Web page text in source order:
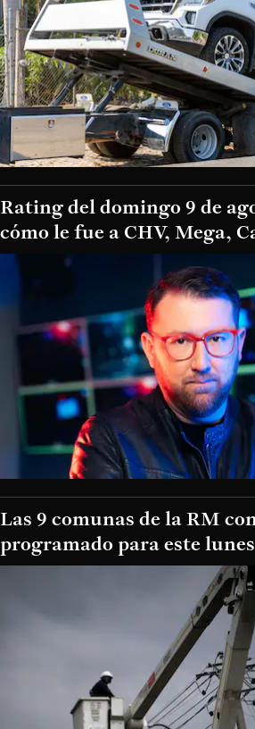
Rating del domingo 9 de
cómo le fue a CHV, Mega,
Las 9 comunas de la RM
programado para este lunes